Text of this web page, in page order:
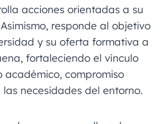
acciones orientadas a su
responde al objetivo
y su oferta formativa a
fortaleciendo el vínculo
académico, compromiso
necesidades del entorno.